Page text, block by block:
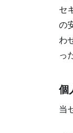
セ
の
わ
っ
個
当